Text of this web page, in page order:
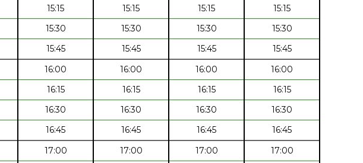
15:15 15:15 15:15
15:15
15:30 15:30 15:30
15:30
15:45 15:45 15:45
15:45
16:00 16:00 16:00
16:00
16:15 16:15 16:15
16:15
16:30 16:30 16:30
16:30
16:45 16:45 16:45
16:45
17:00 17:00 17:00
17:00